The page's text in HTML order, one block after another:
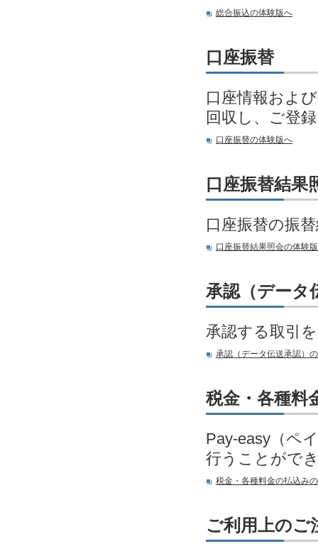
総合振込の体験版へ
口座振替
口座情報およ
回収し、ご登
口座振替の体験版へ
口座振替結果
口座振替の振
口座振替結果照会の体験
承認（データ
承認する取引
承認（データ伝送承認）
税金・各種料
Pay-easy（ペ
行うことがで
税金・各種料金の払込み
ご利用上のご